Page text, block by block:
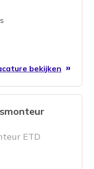
gekoelde😊)
collega’s?
voor jou!
bekijken
ETD